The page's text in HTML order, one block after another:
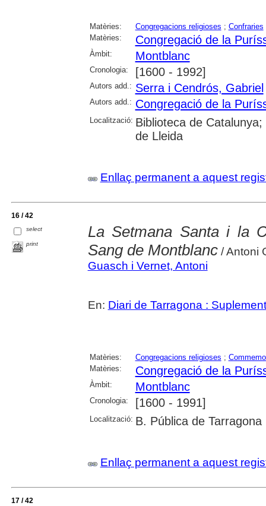
Matèries: Congregacions religioses ; Confraries
Matèries:
Congregació de la
Àmbit: Montblanc
Cronologia: [1600 - 1992]
Autors add.: Serra i Cendrós, Gabriel
Autors add.: Congregació de la
Localització: Biblioteca de
de Lleida
Enllaç permanent a aquest
16 / 42
select
print
La Setmana Santa i la
Sang de Montblanc/ Antoni
Guasch i Vernet, Antoni
En: Diari de Tarragona :
Matèries: Congregacions religioses ;
Matèries:
Congregació de la
Àmbit: Montblanc
Cronologia: [1600 - 1991]
Localització: B. Pública de Tarragona
Enllaç permanent a aquest
17 / 42